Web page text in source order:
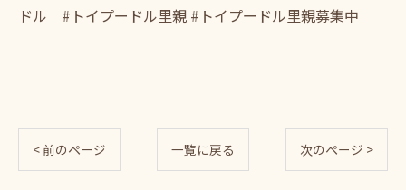
ドル #トイプードル里親 #トイプードル里親募集中
< 前のページ 一覧に戻る 次のページ >